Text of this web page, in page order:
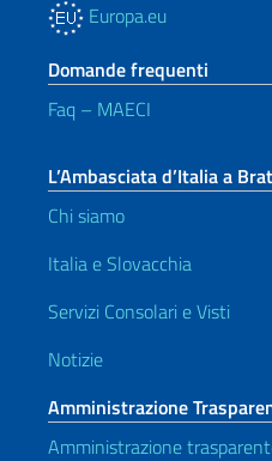
Europa.eu
Domande frequenti
Faq – MAECI
L’Ambasciata d’Italia a
Chi siamo
Italia e Slovacchia
Servizi Consolari e Visti
Notizie
Amministrazione
Amministrazione